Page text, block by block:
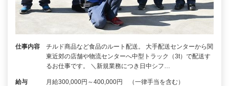
仕事内容
チルド商品など食品のルート配送。 大手配送センターから関
東近郊の店舗や物流センターへ中型トラック（3t）で配送す
るお仕事です。 ＼新規業務につき日中シフ…
給与 月給300,000円～400,000円 （一律手当を含む）